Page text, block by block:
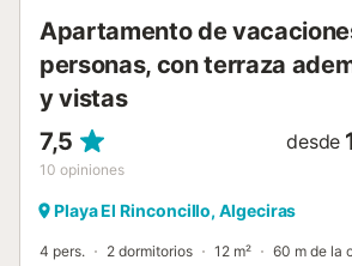
Apartamento de
personas, con terraza
y vistas
7,5
10 opiniones
desde
Playa El Rinconcillo, Algeciras
4 pers. 2 dormitorios 12 m² 60 m de la